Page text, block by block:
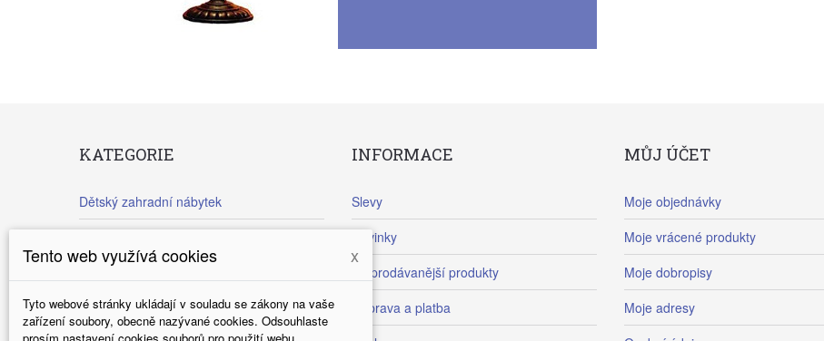
KATEGORIE
Dětský zahradní nábytek
Dětské tabule
Levné vchodové dřevěné dveře Nova
INFORMACE
Slevy
Novinky
Nejprodávanější produkty
Doprava a platba
MŮJ ÚČET
Moje objednávky
Moje vrácené produkty
Moje dobropisy
Moje adresy
Tento web využívá cookies x
Tyto webové stránky ukládají v souladu se zákony na vaše
zařízení soubory, obecně nazývané cookies. Odsouhlaste